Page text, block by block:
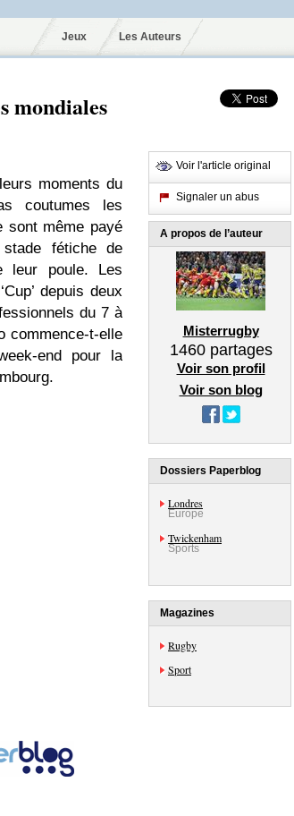
Jeux Les Auteurs
mondiales
moments du
coutumes les
sont même payé
fétiche de
leur poule. Les
depuis deux
du 7 à
commence-t-elle
end pour la
Voir l'article original
Signaler un abus
A propos de l’auteur
Misterrugby
1460partages
Voir son profil
Voir son blog
Dossiers Paperblog
Londres
Europe
Twickenham
Sports
Magazines
Rugby
Sport